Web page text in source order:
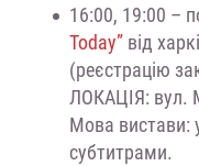
16:00, 19:00 –
Today”від
(реєстрацію
ЛОКАЦІЯ: вул.
Мова вистави:
субтитрами.